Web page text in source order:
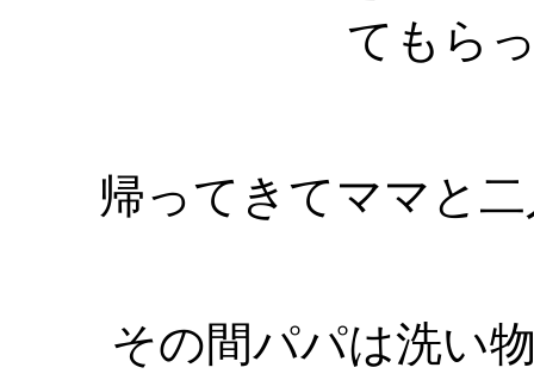
てもら
帰ってきてママと
その間パパは洗い